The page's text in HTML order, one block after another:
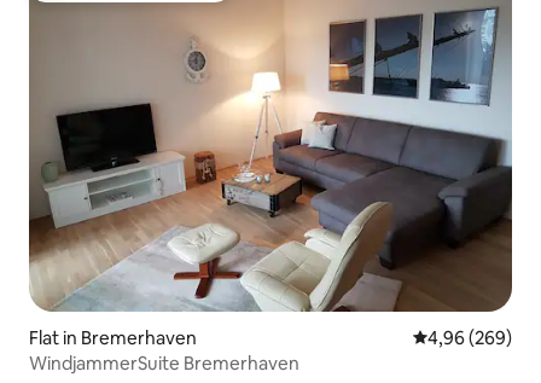
Flat in Bremerhaven Gemiddelde
4,96 (269)
WindjammerSuite Bremerhaven